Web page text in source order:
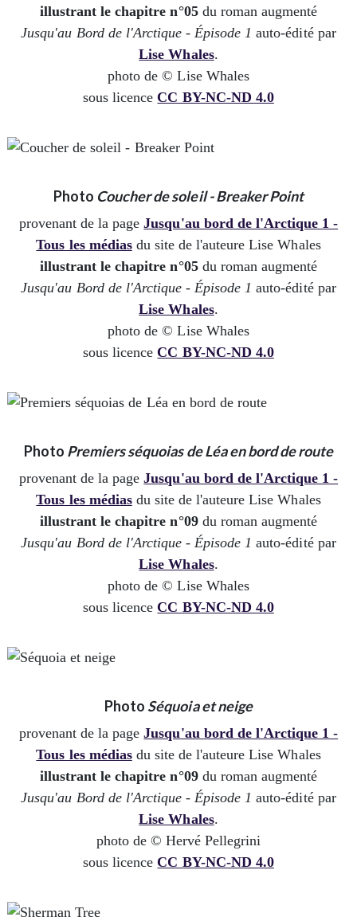
illustrant le chapitre n°05du roman augmenté
Jusqu'au Bord de l'Arctique - Épisode 1 auto-édité par
Lise Whales.
photo de © Lise Whales
sous licence CC BY-NC-ND 4.0
Photo Coucher de soleil - Breaker Point
provenant de la pageJusqu'au bord de l'Arctique 1 -
Tous les médiasdu site de l'auteure Lise Whales
illustrant le chapitre n°05du roman augmenté
Jusqu'au Bord de l'Arctique - Épisode 1 auto-édité par
Lise Whales.
photo de © Lise Whales
sous licence CC BY-NC-ND 4.0
Photo Premiers séquoias de Léa en bord de route
provenant de la pageJusqu'au bord de l'Arctique 1 -
Tous les médiasdu site de l'auteure Lise Whales
illustrant le chapitre n°09du roman augmenté
Jusqu'au Bord de l'Arctique - Épisode 1 auto-édité par
Lise Whales.
photo de © Lise Whales
sous licence CC BY-NC-ND 4.0
Photo Séquoia et neige
provenant de la pageJusqu'au bord de l'Arctique 1 -
Tous les médiasdu site de l'auteure Lise Whales
illustrant le chapitre n°09du roman augmenté
Jusqu'au Bord de l'Arctique - Épisode 1 auto-édité par
Lise Whales.
photo de © Hervé Pellegrini
sous licence CC BY-NC-ND 4.0